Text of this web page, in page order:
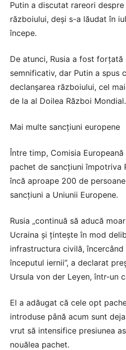
Putin a discutat rareori
războiului, deși s-a lăudat în
începe.
De atunci, Rusia a fost forțată
semnificativ, dar Putin a spus
declanșarea războiului, cel
de la al Doilea Război Mondial.
Mai multe sancțiuni europene
Între timp, Comisia
pachet de sancțiuni împotriva
încă aproape 200 de
sancțiuni a Uniunii Europene.
Rusia „continuă să aducă
Ucraina și țintește în mod
infrastructura civilă,
începutul iernii”, a declarat
Ursula von der Leyen, într-un
El a adăugat că cele opt
introduse până acum sunt
vrut să intensifice presiunea
nouălea pachet.